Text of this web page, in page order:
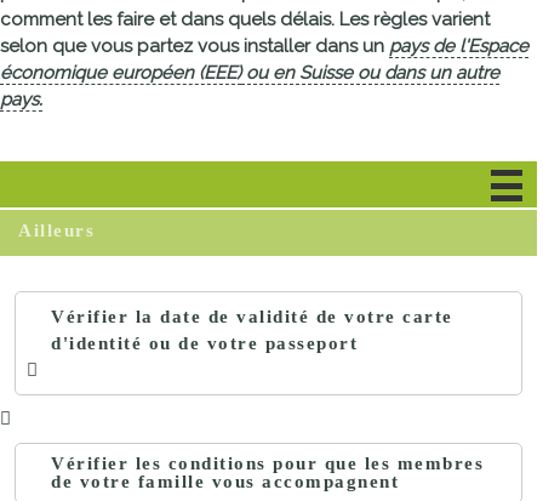
commentles faire et dans quels délais. Les règles varient
selon que vous partez vous installer dans un pays de l'Espace
économique européen (EEE)ou en Suisseou dans un autre
pays.
Ailleurs
Vérifier la date de validité de votre carte
d'identité ou de votre passeport
Vérifier les conditions pour que les membres
de votre famille vous accompagnent